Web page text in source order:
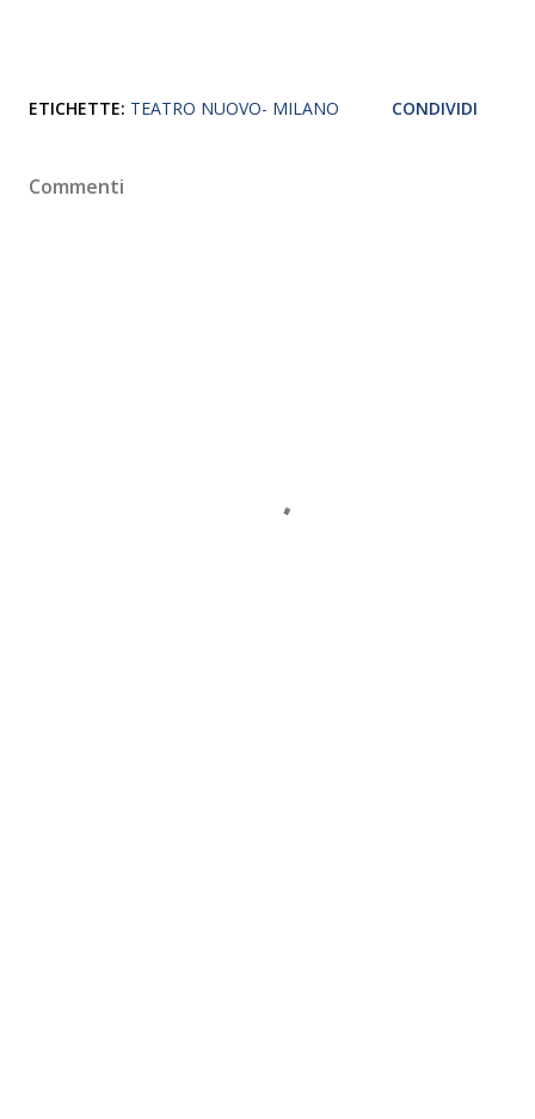
ETICHETTE: TEATRO NUOVO- MILANO CONDIVIDI
Commenti